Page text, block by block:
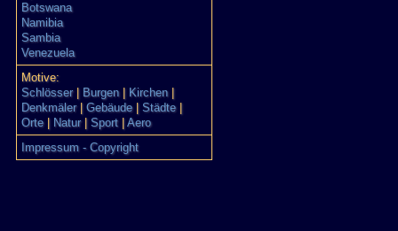
Botswana
Namibia
Sambia
Venezuela
Motive:
Schlösser| Burgen| Kirchen|
Denkmäler| Gebäude| Städte|
Orte| Natur| Sport
Aero
Impressum - Copyright